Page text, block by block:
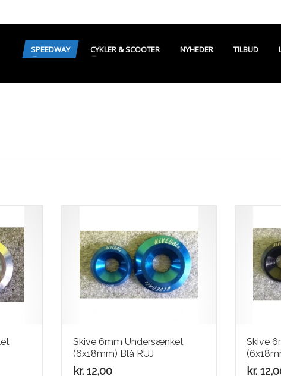
SPEEDWAY CYKLER & SCOOTER NYHEDER TILBUD
Skive 6mm Undersænket
(6x18mm) Blå RUJ
kr.12,00
Skive
kr.